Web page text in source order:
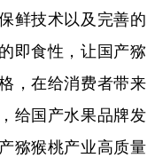
会展
时尚 悦读
鲜技术以及完善的
即食性，让国产猕
，在给消费者带来
给国产水果品牌发
猕猴桃产业高质量